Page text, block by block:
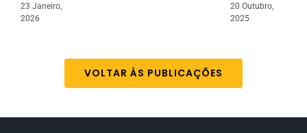
23 Janeiro,
2026
20 Outubro,
2025
VOLTAR ÀS PUBLICAÇÕES